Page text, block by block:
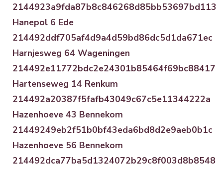
2144923a9fda87b8c846268d85bb53697bd113
Hanepol 6 Ede
214492ddf705af4d9a4d59bd86dc5d1da671ec
Harnjesweg 64 Wageningen
214492e11772bdc2e24301b85464f69bc88417
Hartenseweg 14 Renkum
214492a20387f5fafb43049c67c5e11344222a
Hazenhoeve 43 Bennekom
21449249eb2f51b0bf43eda6bd8d2e9aeb0b1c
Hazenhoeve 56 Bennekom
214492dca77ba5d1324072b29c8f003d8b8548